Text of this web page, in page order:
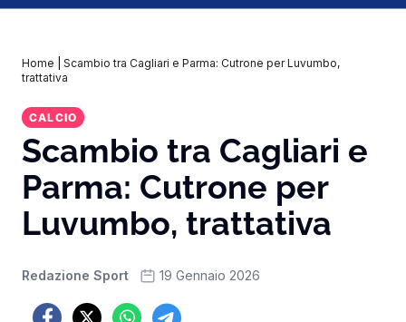
Home
Scambio tra Cagliari e Parma: Cutrone per Luvumbo,
trattativa
CALCIO
Scambio tra Cagliari e
Parma: Cutrone per
Luvumbo, trattativa
Redazione Sport 19 Gennaio 2026